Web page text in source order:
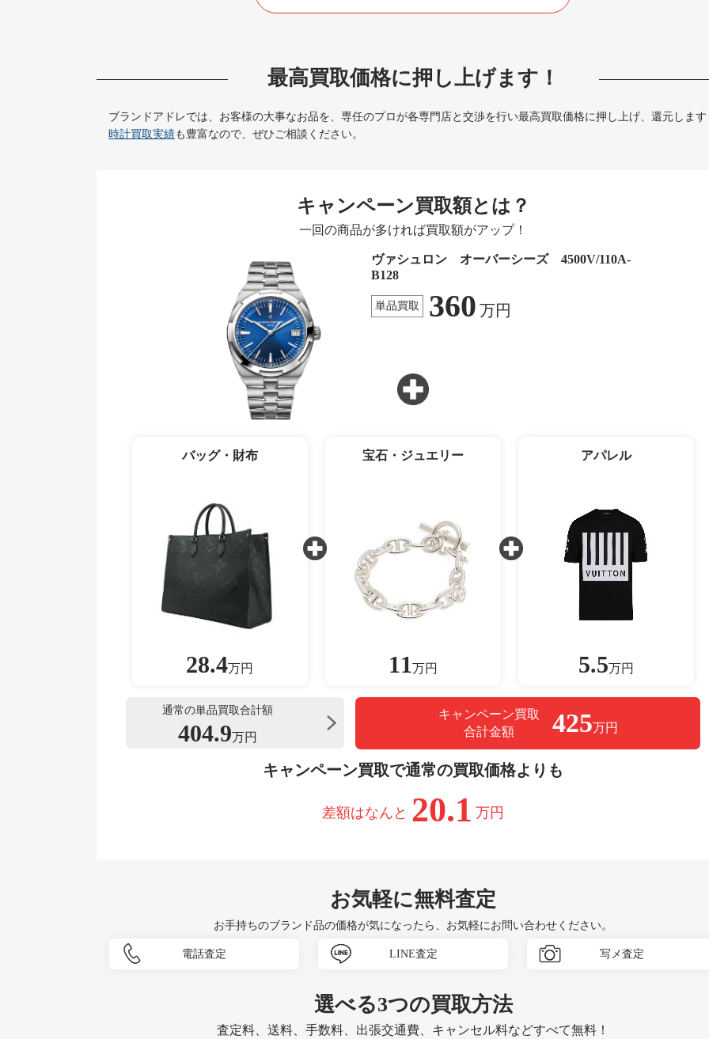
最高買取価格に押し上げます！
ブランドアドレでは、お客様の大事なお品を、専任のプロが各専門店と交渉を行い最高買取価格に押し上げ、還元します
時計買取実績も豊富なので、ぜひご相談ください。
キャンペーン買取額とは？
一回の商品が多ければ買取額がアップ！
ヴァシュロン オーバーシーズ 4500V/110A-
B128
単品買取 360 万円
バッグ・財布
28.4万円
宝石・ジュエリー
11万円
アパレル
5.5万円
通常の単品買取合計額
404.9万円
キャンペーン買取
合計金額
425万円
キャンペーン買取で通常の買取価格よりも
差額はなんと 20.1 万円
お気軽に無料査定
お手持ちのブランド品の価格が気になったら、お気軽にお問い合わせください。
電話査定 LINE査定 写メ査定
選べる3つの買取方法
査定料、送料、手数料、出張交通費、キャンセル料などすべて無料！